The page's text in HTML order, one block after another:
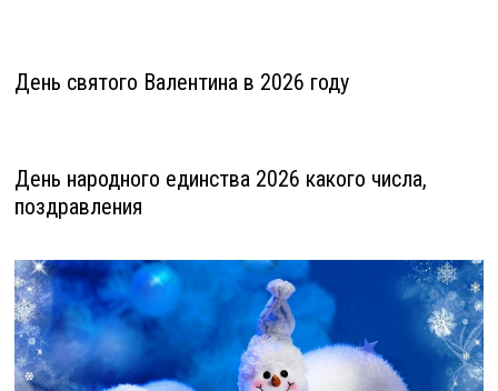
День святого Валентина в 2026 году
День народного единства 2026 какого числа,
поздравления